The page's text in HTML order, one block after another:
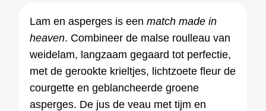
Lam en asperges is een match made in
heaven. Combineer de malse roulleau van
weidelam, langzaam gegaard tot perfectie,
met de gerookte krieltjes, lichtzoete fleur de
courgette en geblancheerde groene
asperges. De jus de veau met tijm en